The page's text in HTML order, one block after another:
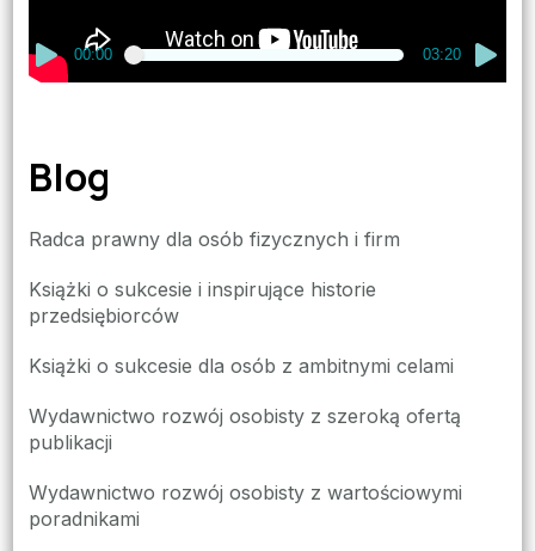
00:00 03:20
Blog
Radca prawny dla osób fizycznych i firm
Książki o sukcesie i inspirujące historie
przedsiębiorców
Książki o sukcesie dla osób z ambitnymi celami
Wydawnictwo rozwój osobisty z szeroką ofertą
publikacji
Wydawnictwo rozwój osobisty z wartościowymi
poradnikami